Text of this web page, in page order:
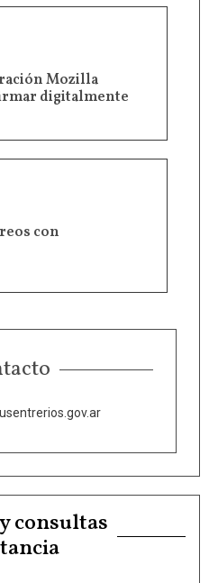
Mozilla
digitalmente
con
consultas